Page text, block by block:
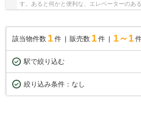
す。あると何かと便利な、エレベーターのあ
該当物件数 1件 販売数 1 件 1～1
駅で絞り込む
絞り込み条件： なし